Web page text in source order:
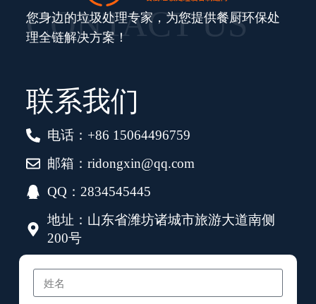
CONTACT US
您身边的垃圾处理专家，为您提供餐厨环保处
理全链解决方案！
联系我们
电话：+86 15064496759
邮箱：ridongxin@qq.com
QQ：2834545445
地址：山东省潍坊诸城市旅游大道南侧
200号